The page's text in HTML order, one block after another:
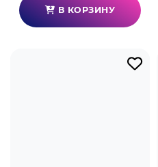
В КОРЗИНУ